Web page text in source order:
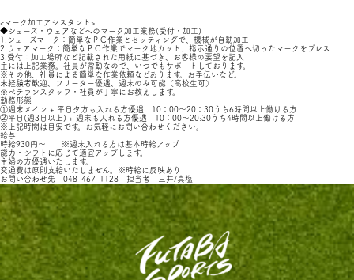
<マーク加工アシスタント>
◆シューズ・ウェアなどへのマーク加工業務(受付・加工)
1.シューズマーク：簡単なＰＣ作業とセッティングで、機械が自動加工
2.ウェアマーク：簡単なＰＣ作業でマーク地カット、指示通りの位置へ切ったマークをプレス
3.受付：加工場所など記載された用紙に基づき、お客様の要望を記入
主には上記業務。社員が常勤なので、いつでもサポートしております。
※その他、社員による簡単な作業依頼などあります。お手伝いなど。
未経験者歓迎、フリーター優遇、週末のみ可能（高校生可）
※ベテランスタッフ・社員が丁寧にお教えします。
勤務形態
①週末メイン + 平日夕方も入れる方優遇 10：00〜20：30うち6時間以上働ける方
②平日(週3日以上) + 週末も入れる方優遇 10：00〜20:30うち4時間以上働ける方
※上記時間は目安です。お気軽にお問い合わせください。
給与
時給930円〜 ※週末入れる方は基本時給アップ
能力・シフトに応じて適宜アップします。
主婦の方優遇いたします。
交通費は原則支給いたしません。※時給に反映あり
お問い合わせ先 048-467-1128 担当者 三井/真塩